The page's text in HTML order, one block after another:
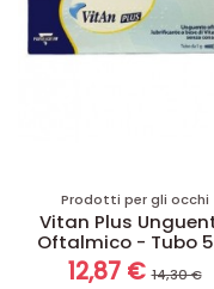
Prodotti per gli occhi
Vitan Plus
Oftalmico - Tubo
12,87 €14,30 €